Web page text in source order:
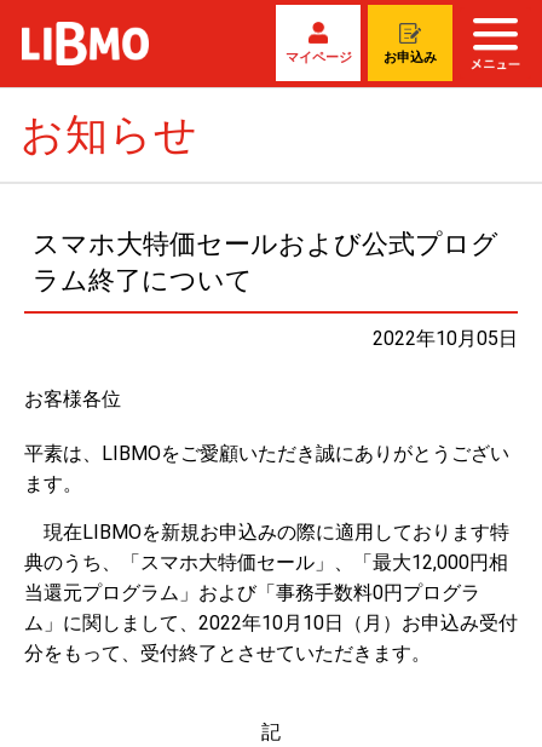
マイページ お申込み
お知らせ
スマホ大特価セールおよび公式プログ
ラム終了について
2022年10月05日
お客様各位
平素は、LIBMOをご愛顧いただき誠にありがとうござい
ます。
現在LIBMOを新規お申込みの際に適用しております特
典のうち、「スマホ大特価セール」、「最大12,000円相
当還元プログラム」および「事務手数料0円プログラ
ム」に関しまして、2022年10月10日（月）お申込み受付
分をもって、受付終了とさせていただきます。
記